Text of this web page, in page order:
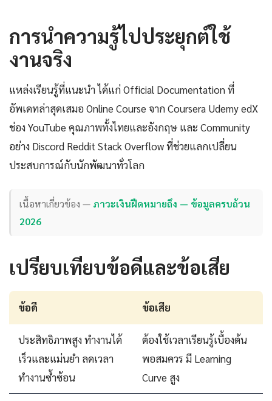
การนำความรู้ไปประยุกต์ใช้
งานจริง
แหล่งเรียนรู้ที่แนะนำ ได้แก่ Official Documentation ที่
อัพเดทล่าสุดเสมอ Online Course จาก Coursera Udemy edX
ช่อง YouTube คุณภาพทั้งไทยและอังกฤษ และ Community
อย่าง Discord Reddit Stack Overflow ที่ช่วยแลกเปลี่ยน
ประสบการณ์กับนักพัฒนาทั่วโลก
เนื้อหาเกี่ยวข้อง — ภาวะเงินฝืดหมายถึง — ข้อมูลครบถ้วน
2026
เปรียบเทียบข้อดีและข้อเสีย
ข้อดี ข้อเสีย
ประสิทธิภาพสูง ทำงานได้
เร็วและแม่นยำ ลดเวลา
ทำงานซ้ำซ้อน
ต้องใช้เวลาเรียนรู้เบื้องต้น
พอสมควร มี Learning
Curve สูง